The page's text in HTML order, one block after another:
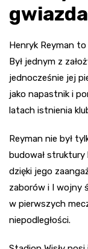
gwiazda
Henryk Reyman
Był jednym z
jednocześnie jej
jako napastnik i
latach istnienia
Reyman nie był
budował struktury
dzięki jego
zaborów i I wojny
w pierwszych
niepodległości.